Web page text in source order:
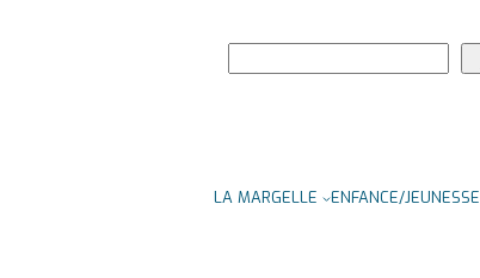
LA MARGELLE ENFANCE/JEUNESSE